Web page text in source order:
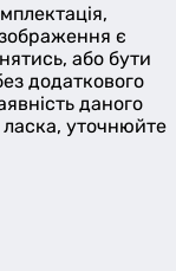
є
або бути
додаткового
даного
ласка, уточнюйте